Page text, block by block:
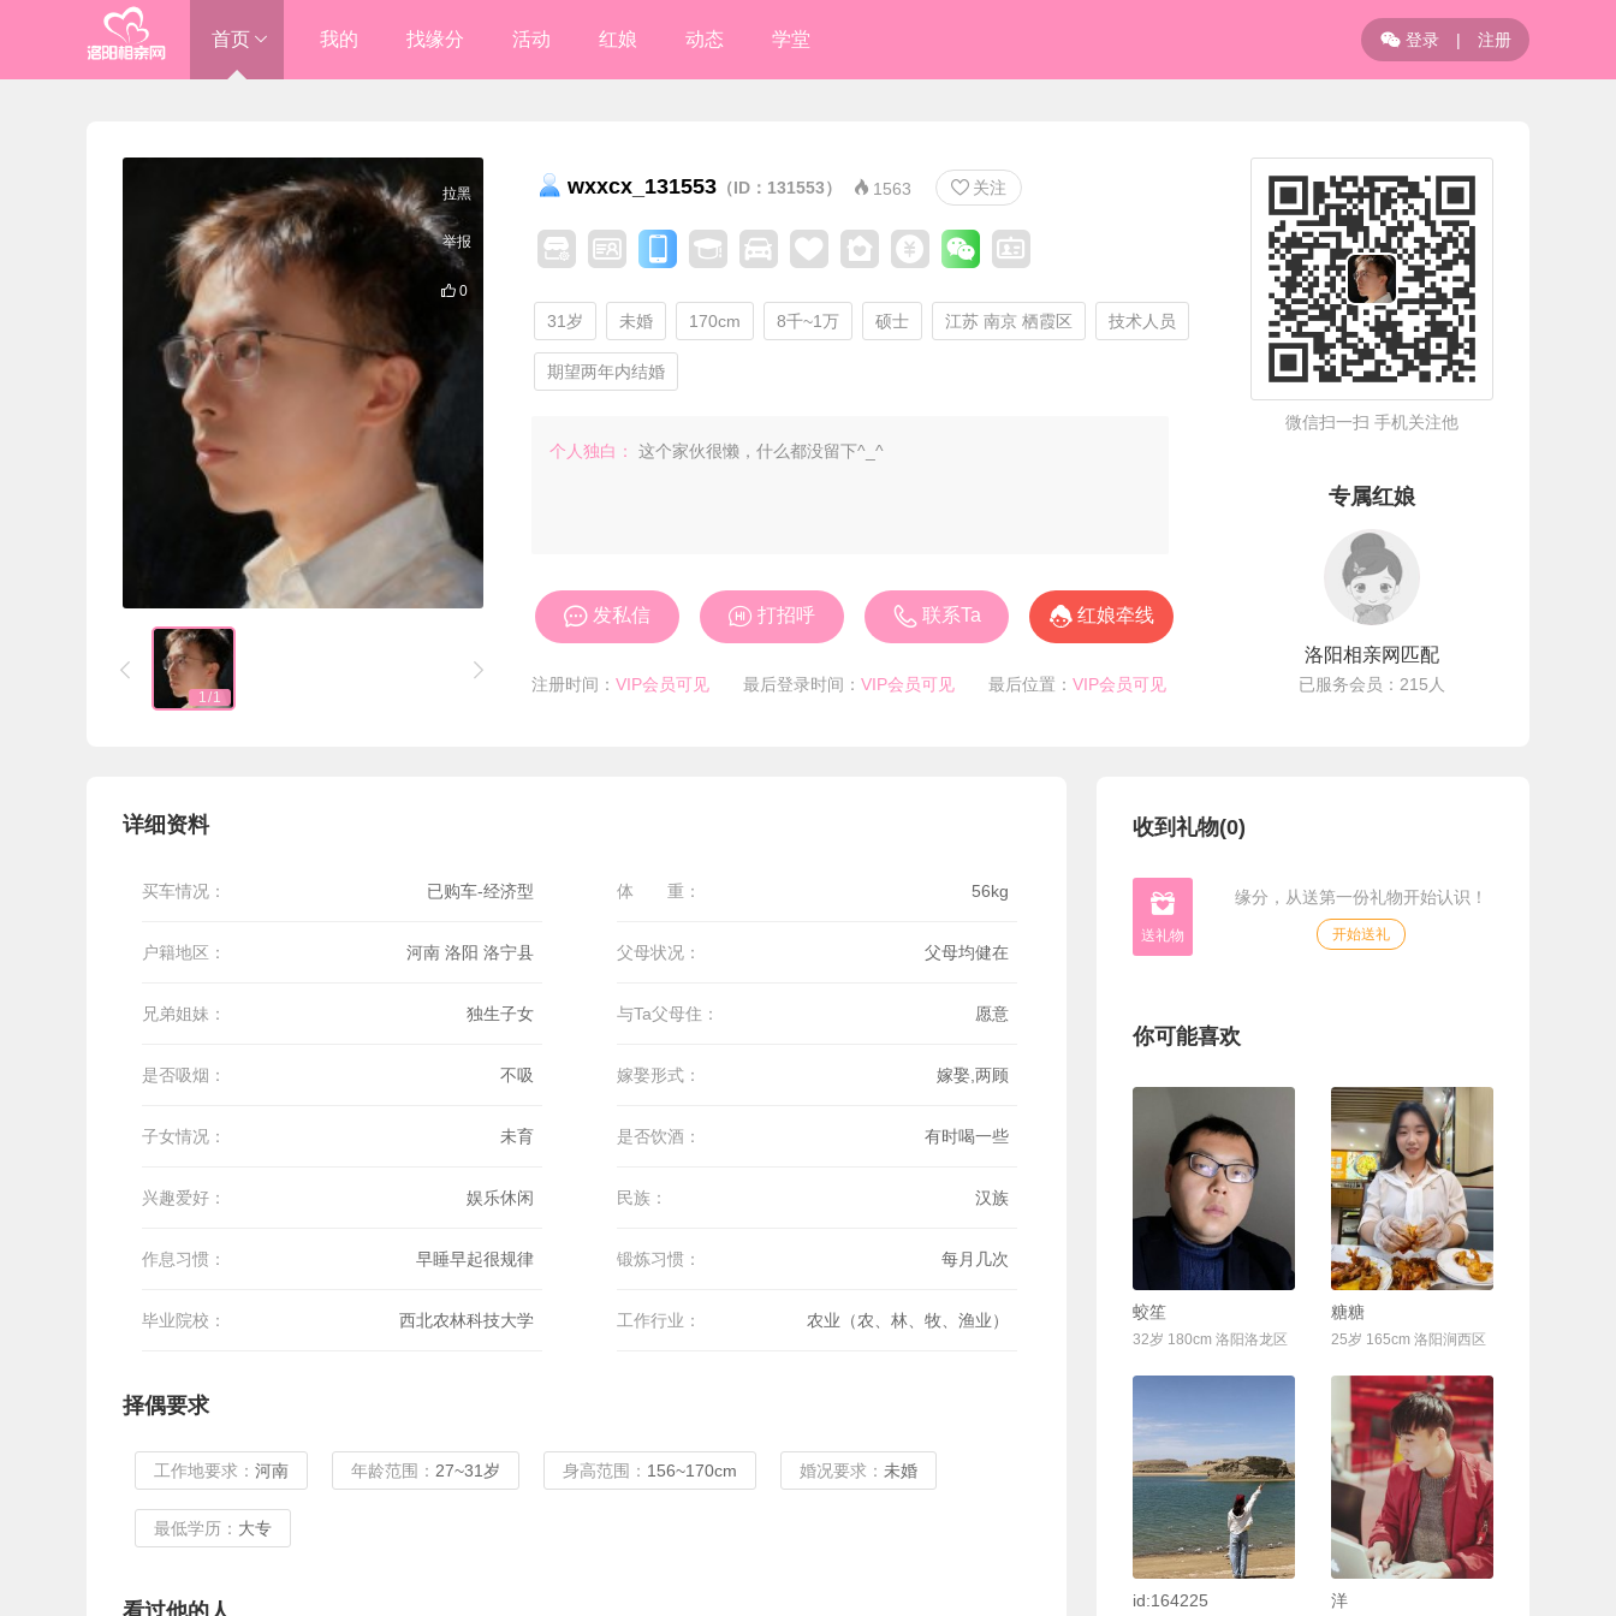
首页
洛阳
 伊川/嵩县
我的 找缘分 活动 红娘 动态 学堂 登录 | 注册
拉黑
举报
 0

1/1

wxxcx_131553 （ID：131553）  1563  关注
31岁 未婚 170cm 8千~1万 硕士 江苏 南京 栖霞区 技术人员
期望两年内结婚
个人独白： 这个家伙很懒，什么都没留下^_^
 发私信  打招呼  联系Ta  红娘牵线
注册时间： VIP会员可见 最后登录时间： VIP会员可见 最后位置： VIP会员可见
微信扫一扫 手机关注他
专属红娘
洛阳相亲网匹配
已服务会员：215人
详细资料
买车情况： 已购车-经济型 体 重： 56kg
户籍地区： 河南 洛阳 洛宁县 父母状况： 父母均健在
兄弟姐妹： 独生子女 与Ta父母住： 愿意
是否吸烟： 不吸 嫁娶形式： 嫁娶,两顾
子女情况： 未育 是否饮酒： 有时喝一些
兴趣爱好： 娱乐休闲 民族： 汉族
作息习惯： 早睡早起很规律 锻炼习惯： 每月几次
毕业院校： 西北农林科技大学 工作行业： 农业（农、林、牧、渔业）
择偶要求
工作地要求： 河南 年龄范围： 27~31岁 身高范围： 156~170cm 婚况要求： 未婚
最低学历： 大专
看过他的人
收到礼物(0)
 缘分，从送第一份礼物开始认识！
开始送礼
你可能喜欢
蛟笙
32岁 180cm 洛阳洛龙区
糖糖
25岁 165cm 洛阳涧西区
联系Ta
id:164225 洋